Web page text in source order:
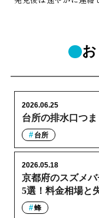
台所の排水口つ
2026.06.25
台所
京都府のスズメ
5選！料金相場と
2026.05.18
蜂